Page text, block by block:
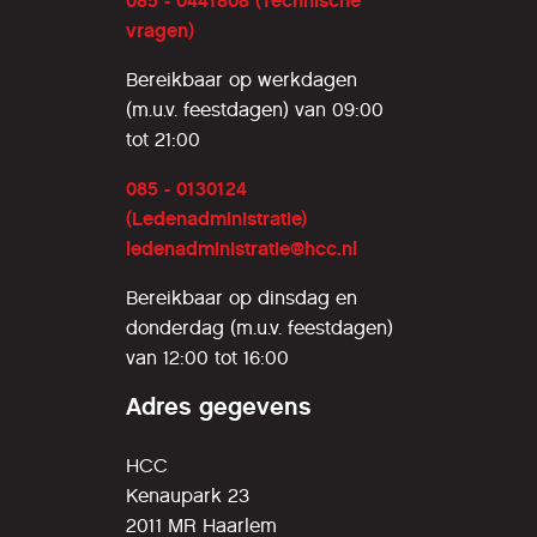
vragen)
Bereikbaar op werkdagen
(m.u.v. feestdagen) van 09:00
tot 21:00
085 - 0130124
(Ledenadministratie)
ledenadministratie@hcc.nl
Bereikbaar op dinsdag en
donderdag (m.u.v. feestdagen)
van 12:00 tot 16:00
Adres gegevens
HCC
Kenaupark 23
2011 MR Haarlem